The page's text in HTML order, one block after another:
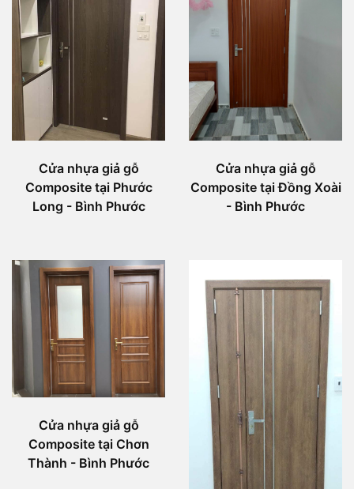
Cửa nhựa giả gỗ
Composite tại Phước
Long - Bình Phước
Cửa nhựa giả gỗ
Composite tại Đồng Xoài
- Bình Phước
Cửa nhựa giả gỗ
Composite tại Chơn
Thành - Bình Phước